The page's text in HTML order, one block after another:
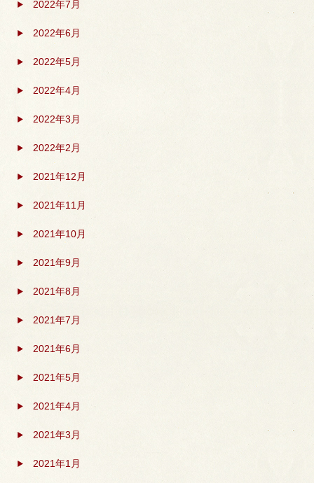
2022年7月
2022年6月
2022年5月
2022年4月
2022年3月
2022年2月
2021年12月
2021年11月
2021年10月
2021年9月
2021年8月
2021年7月
2021年6月
2021年5月
2021年4月
2021年3月
2021年1月